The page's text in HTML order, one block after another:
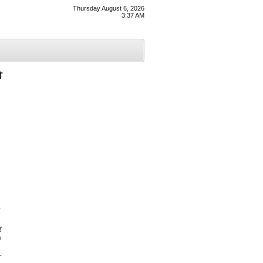
Thursday August 6, 2026
3:37 AM